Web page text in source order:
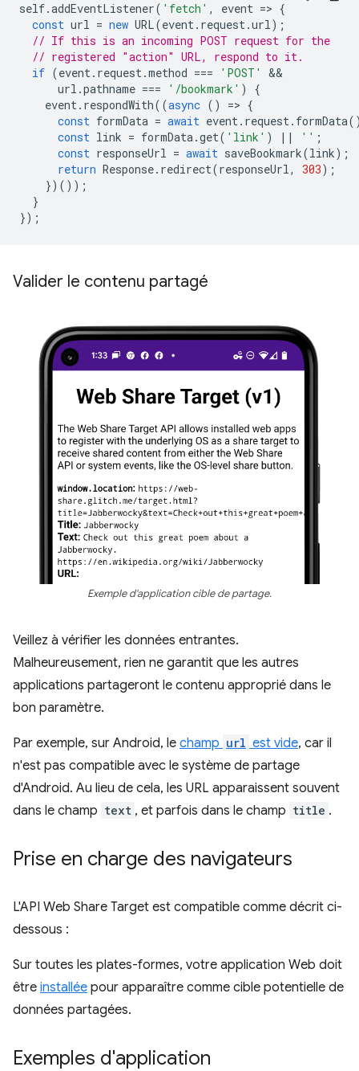
self.addEventListener( 'fetch' , event => {
const url = new URL(event. request.url);
// If this is an incoming POST request for the
// registered "action" URL, respond to it.
if (event. request.method === 'POST'
url .pathname === '/bookmark' )
{
event. respondWith((async () => {
const formData = await event. request. formData
const link = formData.get( 'link' ) || '' ;
const responseUrl = await saveBookmark(link);
return Response. redirect(responseUrl, 303);
})());
}
});
Valider le contenu partagé
Exemple d'application cible de partage.
Veillez à vérifier les données entrantes.
Malheureusement, rien ne garantit que les autres
applications partageront le contenu approprié dans le
bon paramètre.
Par exemple, sur Android, le champ url est vide, car il
n'est pas compatible avec le système de partage
d'Android. Au lieu de cela, les URL apparaissent souvent
dans le champ text , et parfois dans le champ title .
Prise en charge des navigateurs
L'API Web Share Target est compatible comme décrit ci-
dessous :
Sur toutes les plates-formes, votre application Web doit
être installée pour apparaître comme cible potentielle de
données partagées.
Exemples d'application